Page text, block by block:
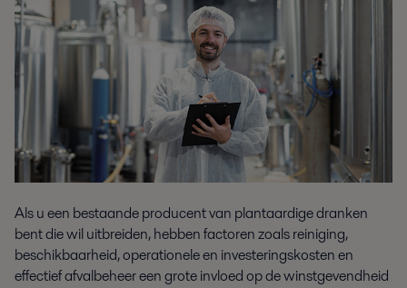
Als u een bestaande producent van plantaardige dranken
bent die wil uitbreiden, hebben factoren zoals reiniging,
beschikbaarheid, operationele en investeringskosten en
effectief afvalbeheer een grote invloed op de winstgevendheid